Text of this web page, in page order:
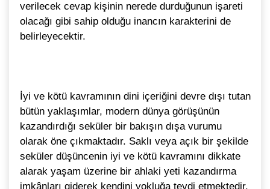
verilecek cevap kişinin nerede durduğunun işareti
olacağı gibi sahip olduğu inancın karakterini de
belirleyecektir.
İyi ve kötü kavramının dini içeriğini devre dışı tutan
bütün yaklaşımlar, modern dünya görüşünün
kazandırdığı seküler bir bakışın dışa vurumu
olarak öne çıkmaktadır. Saklı veya açık bir şekilde
seküler düşüncenin iyi ve kötü kavramını dikkate
alarak yaşam üzerine bir ahlaki yeti kazandırma
imkânları giderek kendini yokluğa tevdi etmektedir.